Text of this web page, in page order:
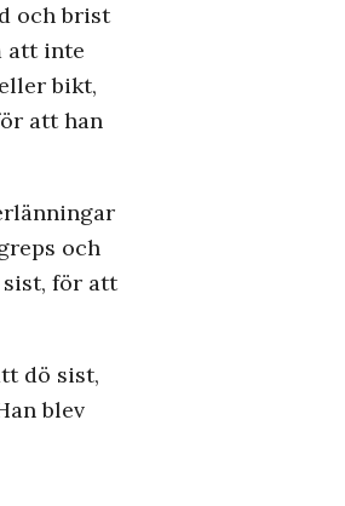
och brist
att inte
bikt,
att han
och
sist, för att
dö sist,
blev